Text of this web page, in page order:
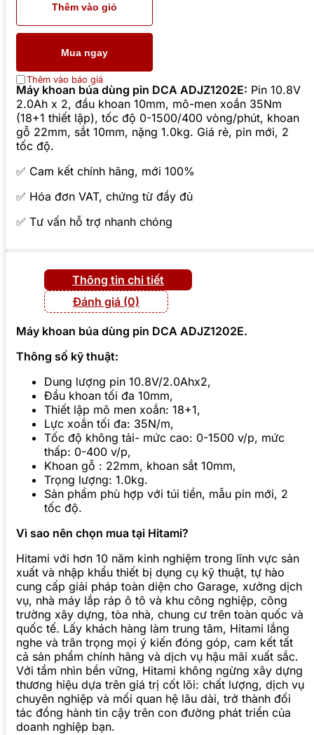
Thêm vào giỏ
Mua ngay
Thêm vào báo giá
Máy khoan búa dùng pin DCA ADJZ1202E: Pin 10.8V
2.0Ah x 2, đầu khoan 10mm, mô-men xoắn 35Nm
(18+1 thiết lập), tốc độ 0-1500/400 vòng/phút, khoan
gỗ 22mm, sắt 10mm, nặng 1.0kg. Giá rẻ, pin mới, 2
tốc độ.
✅ Cam kết chính hãng, mới 100%
✅ Hóa đơn VAT, chứng từ đầy đủ
✅ Tư vấn hỗ trợ nhanh chóng
Thông tin chi tiết
Đánh giá (0)
Máy khoan búa dùng pin DCA ADJZ1202E.
Thông số kỹ thuật:
Dung lượng pin 10.8V/2.0Ahx2,
Đầu khoan tối đa 10mm,
Thiết lập mô men xoắn: 18+1,
Lực xoắn tối đa: 35N/m,
Tốc độ không tải- mức cao: 0-1500 v/p, mức
thấp: 0-400 v/p,
Khoan gỗ : 22mm, khoan sắt 10mm,
Trọng lượng: 1.0kg.
Sản phẩm phù hợp với túi tiền, mẫu pin mới, 2
tốc độ.
Vì sao nên chọn mua tại Hitami?
Hitami với hơn 10 năm kinh nghiệm trong lĩnh vực sản
xuất và nhập khẩu thiết bị dụng cụ kỹ thuật, tự hào
cung cấp giải pháp toàn diện cho Garage, xưởng dịch
vụ, nhà máy lắp ráp ô tô và khu công nghiệp, công
trường xây dựng, tòa nhà, chung cư trên toàn quốc và
quốc tế. Lấy khách hàng làm trung tâm, Hitami lắng
nghe và trân trọng mọi ý kiến đóng góp, cam kết tất
cả sản phẩm chính hãng và dịch vụ hậu mãi xuất sắc.
Với tầm nhìn bền vững, Hitami không ngừng xây dựng
thương hiệu dựa trên giá trị cốt lõi: chất lượng, dịch vụ
chuyên nghiệp và mối quan hệ lâu dài, trở thành đối
tác đồng hành tin cậy trên con đường phát triển của
doanh nghiệp bạn.